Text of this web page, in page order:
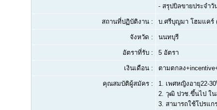
- สรุปบิลขายประจำ
สถานที่ปฏิบัติงาน : บ.ศรีบุญมา โฮมแคร์
จังหวัด : นนทบุรี
อัตราที่รับ : 5 อัตรา
เงินเดือน : ตามตกลง
คุณสมบัติผู้สมัคร : 1. เพศหญิงอายุ22-
2. วุฒิ ปวช.ขึ้นไป ใน
3. สามารถใช้โปรแก